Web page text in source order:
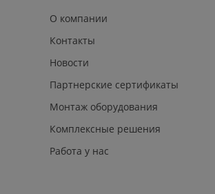
О компании
Контакты
Новости
Партнерские сертификаты
Монтаж оборудования
Комплексные решения
Работа у нас